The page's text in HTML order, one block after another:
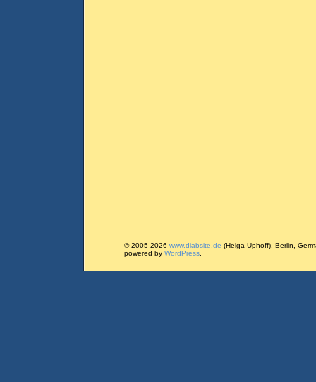
© 2005-2026 www.diabsite.de (Helga Uphoff), Berlin,
powered by WordPress.